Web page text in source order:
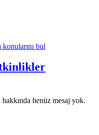
bul
henüz mesaj yok.